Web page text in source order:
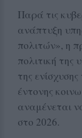
Παρά τις
ανάπτυξη
πολιτών», η
πολιτική
της
έντονης
αναμένεται
στο 2026.